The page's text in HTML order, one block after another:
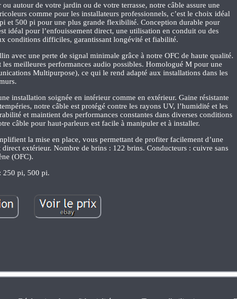
autour de votre jardin ou de votre terrasse, notre câble assure une
comme pour les installateurs professionnels, c’est le choix idéal
et 500 pi pour une plus grande flexibilité. Conception durable pour
idéal pour l’enfouissement direct, une utilisation en conduit ou des
conditions difficiles, garantissant longévité et fiabilité.
avec une perte de signal minimale grâce à notre OFC de haute qualité.
meilleures performances audio possibles. Homologué M pour une
Multipurpose), ce qui le rend adapté aux installations dans les
installation soignée en intérieur comme en extérieur. Gaine résistante
notre câble est protégé contre les rayons UV, l’humidité et les
et maintient des performances constantes dans diverses conditions
câble pour haut-parleurs est facile à manipuler et à installer.
la mise en place, vous permettant de profiter facilement d’une
extérieur. Nombre de brins : 122 brins. Conducteurs : cuivre sans
(OFC).
250 pi, 500 pi.